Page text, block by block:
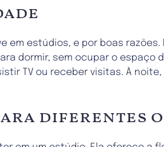
em estúdios, e por boas
dormir, sem ocupar o espaço
TV ou receber visitas. À
diferentes